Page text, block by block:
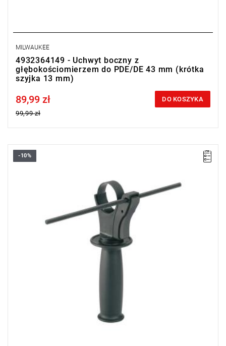
MILWAUKEE
4932364149 - Uchwyt boczny z
głębokościomierzem do PDE/DE 43 mm (krótka
szyjka 13 mm)
Price tax included
89,99 zł
99,99 zł
DO KOSZYKA
• Boczny uchwyt z głębokościomierzem do wszystkich wiertarek i
-10%